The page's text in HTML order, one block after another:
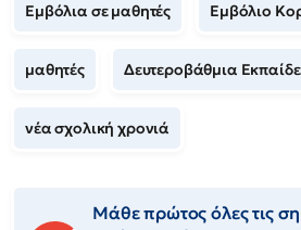
Εμβόλια σε μαθητές Εμβόλιο
μαθητές Δευτεροβάθμια
νέα σχολική χρονιά
Μάθε πρώτος όλες τις